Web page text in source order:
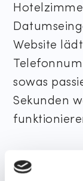
Website
sowas
Sekunden
Ich zeige
eure